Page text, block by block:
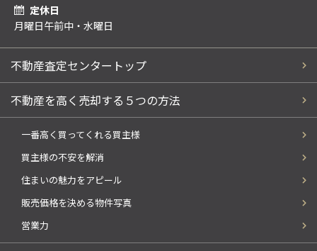
定休日
月曜日午前中・水曜日
不動産査定センタートップ
不動産を高く売却する５つの方法
一番高く買ってくれる買主様
買主様の不安を解消
住まいの魅力をアピール
販売価格を決める物件写真
営業力